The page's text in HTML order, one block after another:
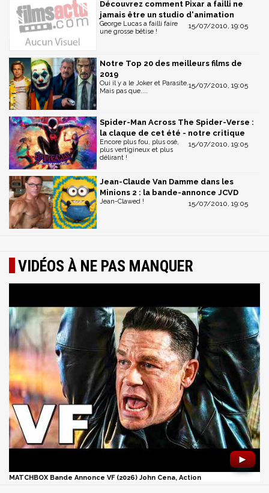
Découvrez comment Pixar a failli ne
jamais être un studio d'animation
15/07/2010, 19:05
George Lucas a failli faire
une grosse bêtise !
Notre Top 20 des meilleurs films de
2019
15/07/2010, 19:05
Oui il y a le Joker et Parasite.
Mais pas que....
Spider-Man Across The Spider-Verse :
la claque de cet été - notre critique
15/07/2010, 19:05
Encore plus fou, plus osé,
plus vertigineux et plus
délirant !
Jean-Claude Van Damme dans les
Minions 2 : la bande-annonce JCVD
15/07/2010, 19:05
Jean-Clawed !
VIDÉOS À NE PAS MANQUER
►
MATCHBOX Bande Annonce VF (2026) John Cena, Action